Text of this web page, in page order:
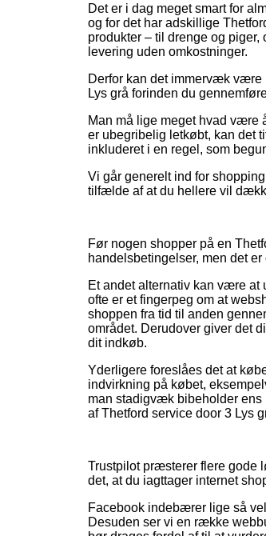
Det er i dag meget smart for
og for det har adskillige
produkter – til drenge og
levering uden omkostninger.
Derfor kan det immervæk være
Lys grå forinden du
Man må lige meget hvad være
er ubegribelig letkøbt, kan det
inkluderet i en regel, som
Vi går generelt ind for
tilfælde af at du hellere vil
Før nogen shopper på en
handelsbetingelser, men det
Et andet alternativ kan være
ofte er et fingerpeg om at
shoppen fra tid til anden
området. Derudover giver det
dit indkøb.
Yderligere foreslåes det at
indvirkning på købet,
man stadigvæk bibeholder
af Thetford service door 3 Lys
Trustpilot præsterer flere gode
det, at du iagttager internet
Facebook indebærer lige så
Desuden ser vi en række